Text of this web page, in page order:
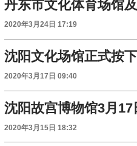
2020年3月24日 17:19
沈阳文化场馆正式按
2020年3月17日 09:40
沈阳故宫博物馆3月
2020年3月15日 18:32